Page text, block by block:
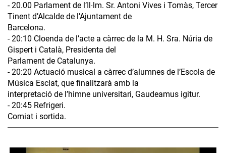
- 20.00 Parlament de l’Il∙lm. Sr. Antoni Vives i Tomàs, Tercer
Tinent d’Alcalde de l’Ajuntament de
Barcelona.
- 20:10 Cloenda de l’acte a càrrec de la M. H. Sra. Núria de
Gispert i Català, Presidenta del
Parlament de Catalunya.
- 20:20 Actuació musical a càrrec d’alumnes de l’Escola de
Música Esclat, que finalitzarà amb la
interpretació de l’himne universitari, Gaudeamus igitur.
- 20:45 Refrigeri.
Comiat i sortida.